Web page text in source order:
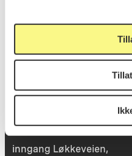
22 99 11 99
inngang Løkkeveien,